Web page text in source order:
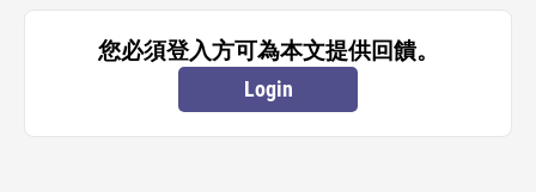
您必須登入方可為本文提供回饋。
Login